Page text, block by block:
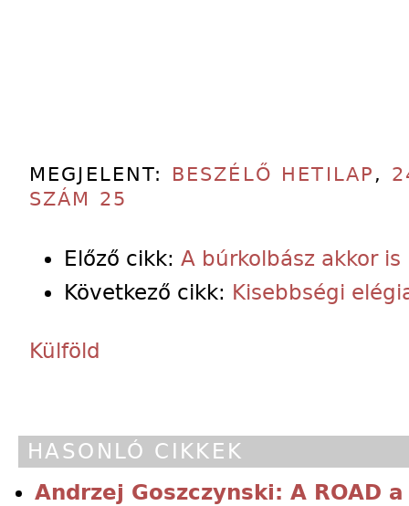
MEGJELENT: BESZÉLŐ HETILAP ,
SZÁM 25
Előző cikk: A búrkolbász akkor
Következő cikk: Kisebbségi
Külföld
HASONLÓ CIKKEK
Andrzej Goszczynski: A ROAD